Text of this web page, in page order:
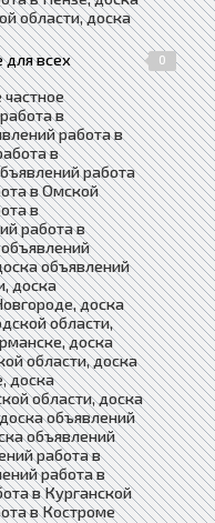
области, доска
всех
0
частное
в
работа в
в
работа
в Омской
в
работа в
объявлений
доска
доска
области,
доска
области, доска
доска
области, доска
объявлений
объявлений
работа в
работа в
в Курганской
в Костроме